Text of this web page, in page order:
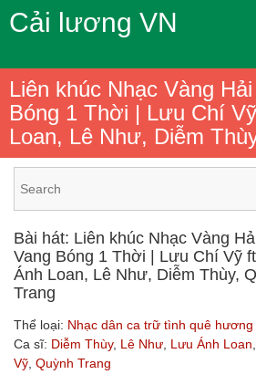
Cải lương VN
Liên khúc Nhạc Vàng
Bóng 1 Thời | Lưu Chí
Loan, Lê Như, Diễm
Bài hát: Liên khúc Nhạc Vàng
Vang Bóng 1 Thời | Lưu Chí Vỹ
Ánh Loan, Lê Như, Diễm Thùy,
Trang
Thể loại: Nhạc dân ca trữ tình quê hương
Ca sĩ: Diễm Thùy, Lê Như Lưu Ánh Loan
Vỹ Quỳnh Trang